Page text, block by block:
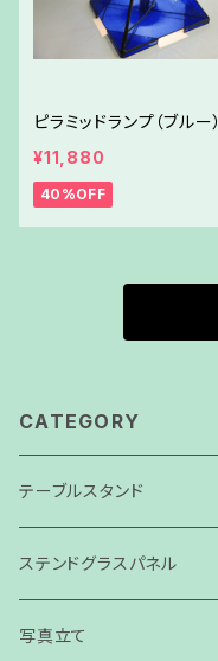
ピラミッドランプ（ブルー）
¥11,880
40%OFF
CATEGORY
テーブルスタンド
ステンドグラスパネル
パネル
写真立て